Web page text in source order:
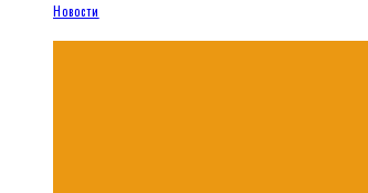
Новости